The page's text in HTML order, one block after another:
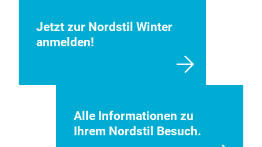
Jetzt zur Nordstil Winter
anmelden!
Alle Informationen zu
Ihrem Nordstil Besuch.